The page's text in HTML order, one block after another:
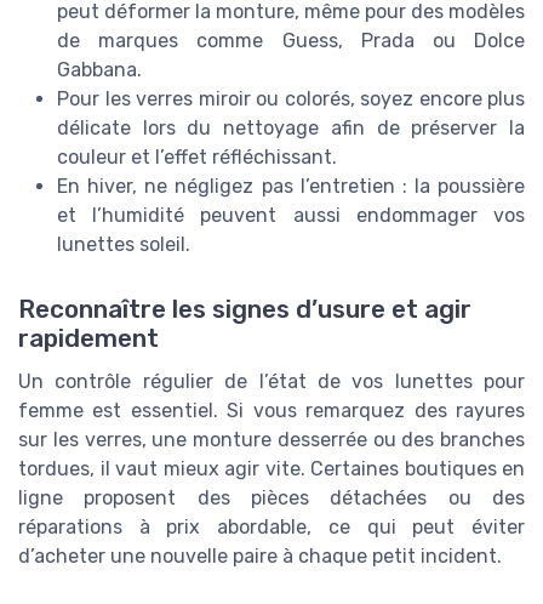
peut déformer la monture, même pour des modèles
de marques comme Guess, Prada ou Dolce
Gabbana.
Pour les verres miroir ou colorés, soyez encore plus
délicate lors du nettoyage afin de préserver la
couleur et l’effet réfléchissant.
En hiver, ne négligez pas l’entretien : la poussière
et l’humidité peuvent aussi endommager vos
lunettes soleil.
Reconnaître les signes d’usure et agir
rapidement
Un contrôle régulier de l’état de vos lunettes pour
femme est essentiel. Si vous remarquez des rayures
sur les verres, une monture desserrée ou des branches
tordues, il vaut mieux agir vite. Certaines boutiques en
ligne proposent des pièces détachées ou des
réparations à prix abordable, ce qui peut éviter
d’acheter une nouvelle paire à chaque petit incident.